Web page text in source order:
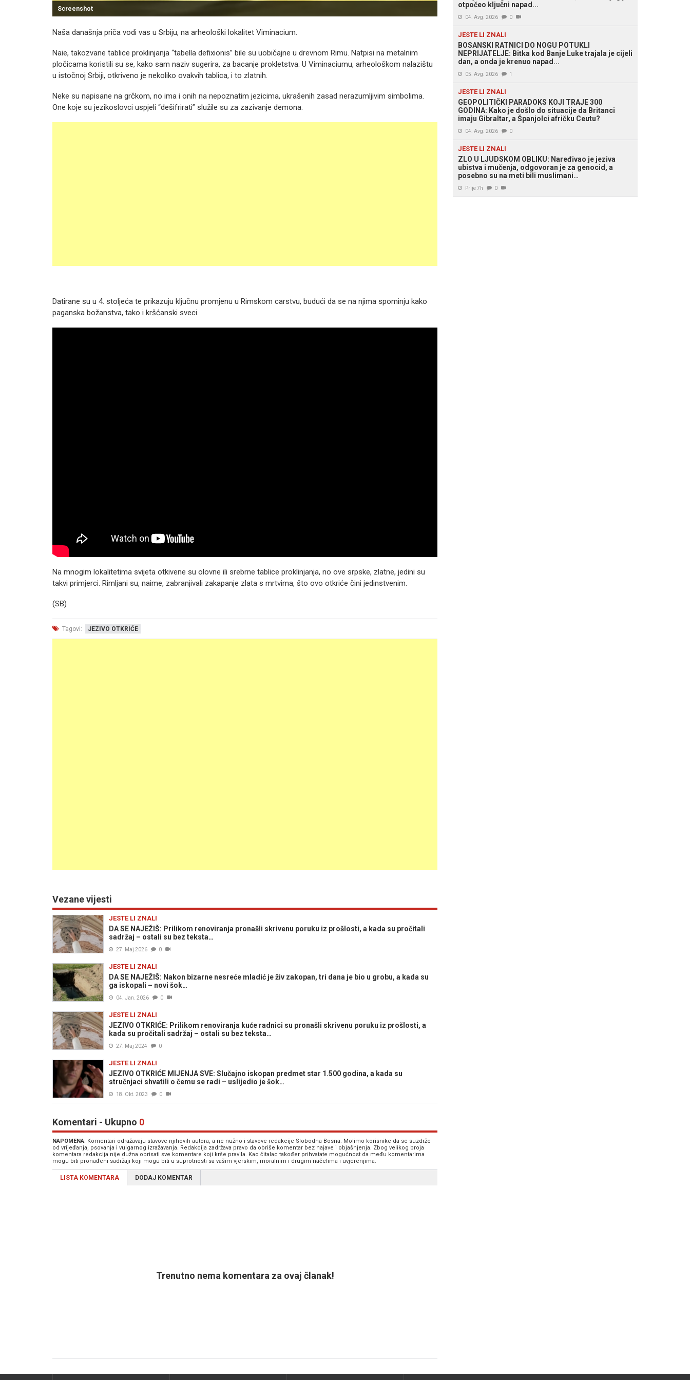
Screenshot
Naša današnja priča vodi vas u Srbiju, na arheološki lokalitet Viminacium.
Naie, takozvane tablice proklinjanja “tabella defixionis” bile su uobičajne u drevnom Rimu. Natpisi na metalnim
pločicama koristili su se, kako sam naziv sugerira, za bacanje prokletstva. U Viminaciumu, arheološkom nalazištu
u istočnoj Srbiji, otkriveno je nekoliko ovakvih tablica, i to zlatnih.
Neke su napisane na grčkom, no ima i onih na nepoznatim jezicima, ukrašenih zasad nerazumljivim simbolima.
One koje su jezikoslovci uspjeli “dešifrirati” služile su za zazivanje demona.
Datirane su u 4. stoljeća te prikazuju ključnu promjenu u Rimskom carstvu, budući da se na njima spominju kako
paganska božanstva, tako i kršćanski sveci.
Na mnogim lokalitetima svijeta otkivene su olovne ili srebrne tablice proklinjanja, no ove srpske, zlatne, jedini su
takvi primjerci. Rimljani su, naime, zabranjivali zakapanje zlata s mrtvima, što ovo otkriće čini jedinstvenim.
(SB)
Tagovi: JEZIVO OTKRIĆE
Vezane vijesti
JESTE LI ZNALI
DA SE NAJEŽIŠ: Prilikom renoviranja pronašli skrivenu poruku iz prošlosti, a kada su pročitali
sadržaj – ostali su bez teksta…
27. Maj 2026 0
JESTE LI ZNALI
DA SE NAJEŽIŠ: Nakon bizarne nesreće mladić je živ zakopan, tri dana je bio u grobu, a kada su
ga iskopali – novi šok…
04. Jan. 2026 0
JESTE LI ZNALI
JEZIVO OTKRIĆE: Prilikom renoviranja kuće radnici su pronašli skrivenu poruku iz prošlosti, a
kada su pročitali sadržaj – ostali su bez teksta…
27. Maj 2024 0
JESTE LI ZNALI
JEZIVO OTKRIĆE MIJENJA SVE: Slučajno iskopan predmet star 1.500 godina, a kada su
stručnjaci shvatili o čemu se radi – uslijedio je šok…
18. Okt. 2023 0
Komentari - Ukupno 0
NAPOMENA: Komentari odražavaju stavove njihovih autora, a ne nužno i stavove redakcije Slobodna Bosna. Molimo korisnike da se suzdrže
od vrijeđanja, psovanja i vulgarnog izražavanja. Redakcija zadržava pravo da obriše komentar bez najave i objašnjenja. Zbog velikog broja
komentara redakcija nije dužna obrisati sve komentare koji krše pravila. Kao čitalac također prihvatate mogućnost da među komentarima
mogu biti pronađeni sadržaji koji mogu biti u suprotnosti sa vašim vjerskim, moralnim i drugim načelima i uvjerenjima.
LISTA KOMENTARA DODAJ KOMENTAR
Trenutno nema komentara za ovaj članak!
otpočeo ključni napad...
04. Avg. 2026 0
JESTE LI ZNALI
BOSANSKI RATNICI DO NOGU POTUKLI
NEPRIJATELJE: Bitka kod Banje Luke trajala je cijeli
dan, a onda je krenuo napad...
05. Avg. 2026 1
JESTE LI ZNALI
GEOPOLITIČKI PARADOKS KOJI TRAJE 300
GODINA: Kako je došlo do situacije da Britanci
imaju Gibraltar, a Španjolci afričku Ceutu?
04. Avg. 2026 0
JESTE LI ZNALI
ZLO U LJUDSKOM OBLIKU: Naređivao je jeziva
ubistva i mučenja, odgovoran je za genocid, a
posebno su na meti bili muslimani…
Prije 7h 0